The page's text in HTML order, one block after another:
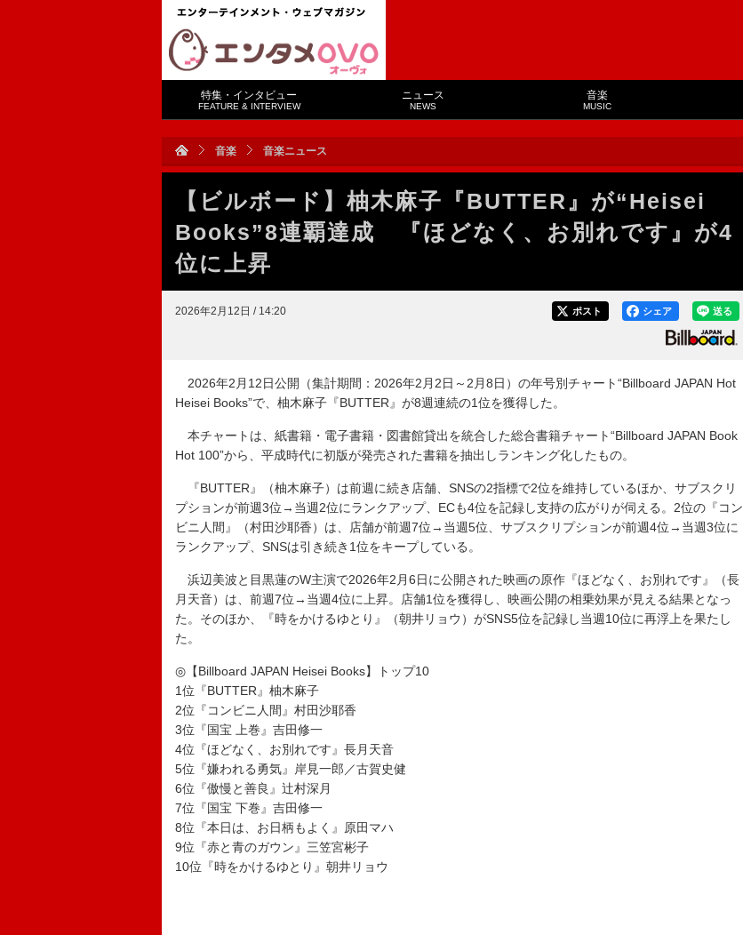
特集・インタビュー
FEATURE & INTERVIEW
ニュース
NEWS
音楽
MUSIC
音楽 音楽ニュース
【ビルボード】柚木麻子『BUTTER』が“Heisei
Books”8連覇達成 『ほどなく、お別れです』が4
位に上昇
2026年2月12日 / 14:20 送る
シェア
ポスト
2026年2月12日公開（集計期間：2026年2月2日～2月8日）の年号別チャート“Billboard JAPAN Hot
Heisei Books”で、柚木麻子『BUTTER』が8週連続の1位を獲得した。
本チャートは、紙書籍・電子書籍・図書館貸出を統合した総合書籍チャート“Billboard JAPAN Book
Hot 100”から、平成時代に初版が発売された書籍を抽出しランキング化したもの。
『BUTTER』（柚木麻子）は前週に続き店舗、SNSの2指標で2位を維持しているほか、サブスクリ
プションが前週3位→当週2位にランクアップ、ECも4位を記録し支持の広がりが伺える。2位の『コン
ビニ人間』（村田沙耶香）は、店舗が前週7位→当週5位、サブスクリプションが前週4位→当週3位に
ランクアップ、SNSは引き続き1位をキープしている。
浜辺美波と目黒蓮のW主演で2026年2月6日に公開された映画の原作『ほどなく、お別れです』（長
月天音）は、前週7位→当週4位に上昇。店舗1位を獲得し、映画公開の相乗効果が見える結果となっ
た。そのほか、『時をかけるゆとり』（朝井リョウ）がSNS5位を記録し当週10位に再浮上を果たし
た。
◎【Billboard JAPAN Heisei Books】トップ10
1位『BUTTER』柚木麻子
2位『コンビニ人間』村田沙耶香
3位『国宝 上巻』吉田修一
4位『ほどなく、お別れです』長月天音
5位『嫌われる勇気』岸見一郎／古賀史健
6位『傲慢と善良』辻村深月
7位『国宝 下巻』吉田修一
8位『本日は、お日柄もよく』原田マハ
9位『赤と青のガウン』三笠宮彬子
10位『時をかけるゆとり』朝井リョウ